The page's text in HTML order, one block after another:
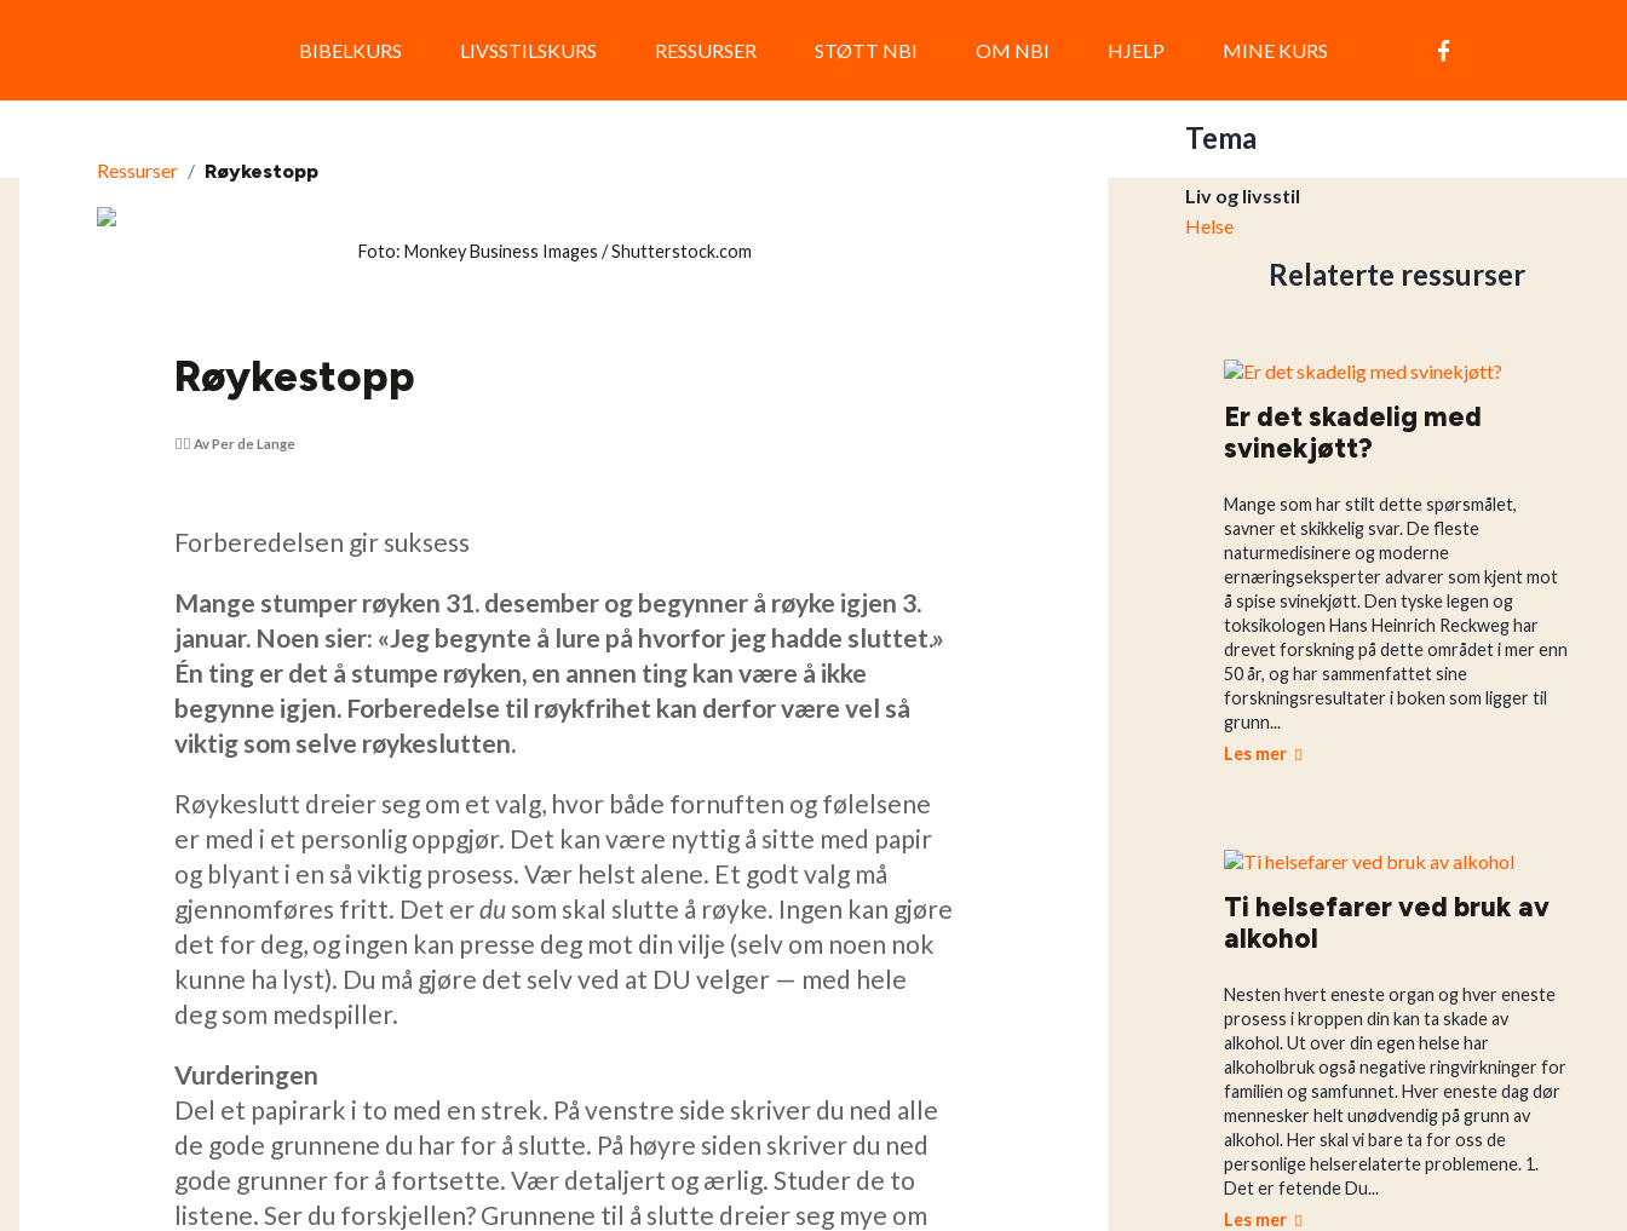
BIBELKURS LIVSSTILSKURS RESSURSER STØTT NBI OM NBI HJELP MINE KURS
Ressurser / Røykestopp
Foto: Monkey Business Images / Shutterstock.com
Røykestopp
Av Per de Lange
Forberedelsen gir suksess
Mange stumper røyken 31. desember og begynner å røyke igjen 3.
januar. Noen sier: «Jeg begynte å lure på hvorfor jeg hadde sluttet.»
Én ting er det å stumpe røyken, en annen ting kan være å ikke
begynne igjen. Forberedelse til røykfrihet kan derfor være vel så
viktig som selve røykeslutten.
Røykeslutt dreier seg om et valg, hvor både fornuften og følelsene
er med i et personlig oppgjør. Det kan være nyttig å sitte med papir
og blyant i en så viktig prosess. Vær helst alene. Et godt valg må
gjennomføres fritt. Det erdu som skal slutte å røyke. Ingen kan gjøre
det for deg, og ingen kan presse deg mot din vilje (selv om noen nok
kunne ha lyst). Du må gjøre det selv ved at DU velger — med hele
deg som medspiller.
Vurderingen
Del et papirark i to med en strek. På venstre side skriver du ned alle
de gode grunnene du har for å slutte. På høyre siden skriver du ned
gode grunner for å fortsette. Vær detaljert og ærlig. Studer de to
listene. Ser du forskjellen? Grunnene til å slutte dreier seg mye om
Tema
Liv og livsstil
Helse
Relaterte ressurser
Er det skadelig med
svinekjøtt?
Mange som har stilt dette spørsmålet,
savner et skikkelig svar. De fleste
naturmedisinere og moderne
ernæringseksperter advarer som kjent mot
å spise svinekjøtt. Den tyske legen og
toksikologen Hans Heinrich Reckweg har
drevet forskning på dette området i mer enn
50 år, og har sammenfattet sine
forskningsresultater i boken som ligger til
grunn...
Les mer
Ti helsefarer ved bruk av
alkohol
Nesten hvert eneste organ og hver eneste
prosess i kroppen din kan ta skade av
alkohol. Ut over din egen helse har
alkoholbruk også negative ringvirkninger for
familien og samfunnet. Hver eneste dag dør
mennesker helt unødvendig på grunn av
alkohol. Her skal vi bare ta for oss de
personlige helserelaterte problemene. 1.
Det er fetende Du...
Les mer